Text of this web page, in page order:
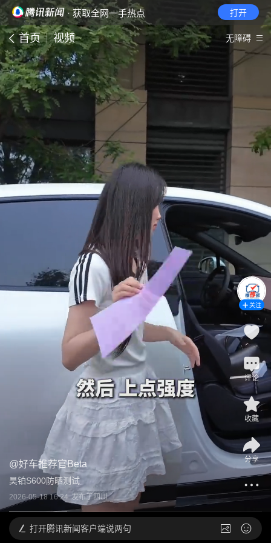
· 获取全网一手热点 打开
首页 视频 无障碍
@好车推荐官Beta
昊铂S600防晒测试
2026-05-18 16:24 发布于四川
关注
评论
收藏
分享
打开腾讯新闻客户端说两句